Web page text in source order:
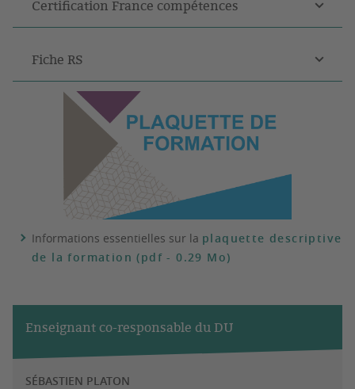
Certification France compétences
Fiche RS
Informations essentielles sur la plaquette descriptive
de la formation (pdf - 0.29 Mo)
Enseignant co-responsable du DU
SÉBASTIEN PLATON